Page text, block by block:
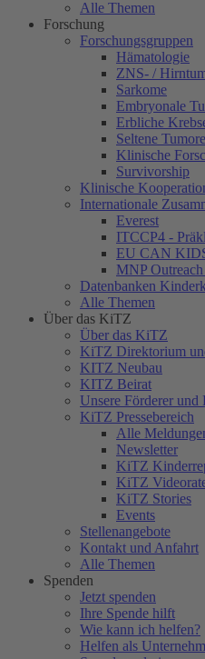
Alle Themen
Forschung
Forschungsgruppen
Hämatologie
ZNS- /
Sarkome
Embryonale
Erbliche
Seltene
Klinische
Survivorship
Klinische
Internationale
Everest
ITCCP4 -
EU CAN
MNP
Datenbanken
Alle Themen
Über das KiTZ
Über das KiTZ
KiTZ Direktorium
KITZ Neubau
KITZ Beirat
Unsere Förderer und
KiTZ Pressebereich
Alle
Newsletter
KiTZ
KiTZ
KiTZ Stories
Events
Stellenangebote
Kontakt und Anfahrt
Alle Themen
Spenden
Jetzt spenden
Ihre Spende hilft
Wie kann ich helfen?
Helfen als